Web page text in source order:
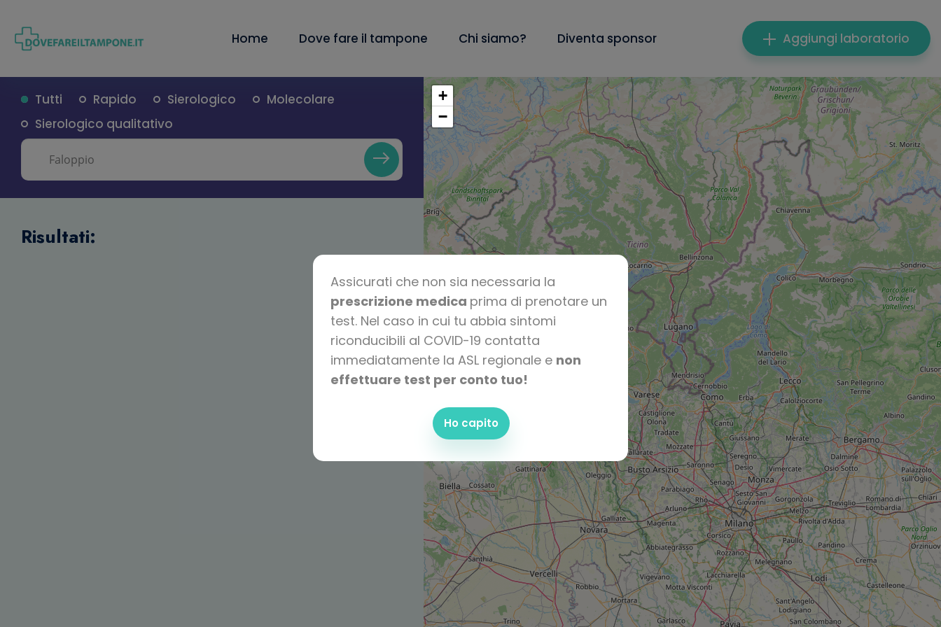
Assicurati che non sia necessaria la
prescrizione medica prima di prenotare un
test. Nel caso in cui tu abbia sintomi
riconducibili al COVID-19 contatta
immediatamente la ASL regionale e non
effettuare test per conto tuo!
Ho capito
Home Dove fare il tampone Chi siamo? Diventa sponsor Aggiungi laboratorio
Tutti Rapido Sierologico
Molecolare
Sierologico qualitativo
Risultati:
+
−